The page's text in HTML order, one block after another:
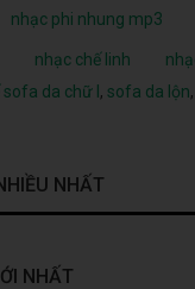
nhạc phi nhung mp3
nhạc chế linh
sofa da chữ l , sofa da lộn,
NHẤT
NHẤT